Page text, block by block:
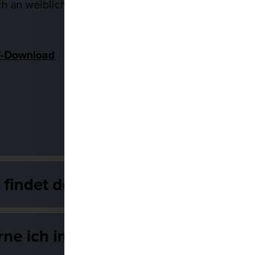
an weibliche Fach- und Führungskräfte.
Download
der Kurs statt?
ich in diesem Kurs?